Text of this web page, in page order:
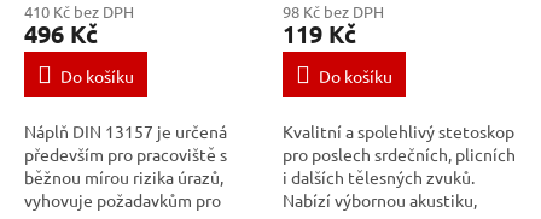
410 Kč bez DPH
496 Kč
Do košíku
Náplň DIN 13157 je určená
především pro pracoviště s
běžnou mírou rizika úrazů,
vyhovuje požadavkům pro
98 Kč bez DPH
119 Kč
Do košíku
Kvalitní a spolehlivý stetoskop
pro poslech srdečních, plicních
i dalších tělesných zvuků.
Nabízí výbornou akustiku,